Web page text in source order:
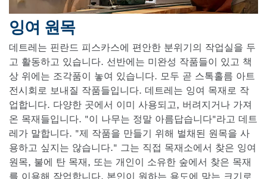
잉여 원목
데트레는 핀란드 피스카스에 편안한 분위기의 작업실을 두
고 활동하고 있습니다. 선반에는 미완성 작품들이 있고 책
상 위에는 조각품이 놓여 있습니다. 모두 곧 스톡홀름 아트
전시회로 보내질 작품들입니다. 데트레는 잉여 목재로 작
업합니다. 다양한 곳에서 이미 사용되고, 버려지거나 가져
온 목재들입니다. "이 나무는 정말 아름답습니다"라고 데트
레가 말합니다. "제 작품을 만들기 위해 벌채된 원목을 사
용하고 싶지는 않습니다." 그는 직접 목재소에서 찾은 잉여
원목, 불에 탄 목재, 또는 개인이 소유한 숲에서 찾은 목재